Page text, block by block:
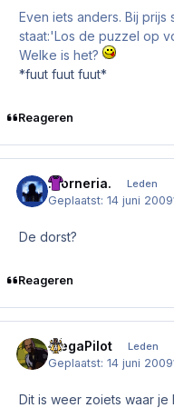
Even iets anders. Bij
staat:'Los de puzzel op
Welke is het?
*fuut fuut fuut*
Reageren
.Corneria. Leden
Geplaatst:14 juni 2009
De dorst?
Reageren
MegaPilot Leden
Geplaatst:14 juni 2009
Dit is weer zoiets waar